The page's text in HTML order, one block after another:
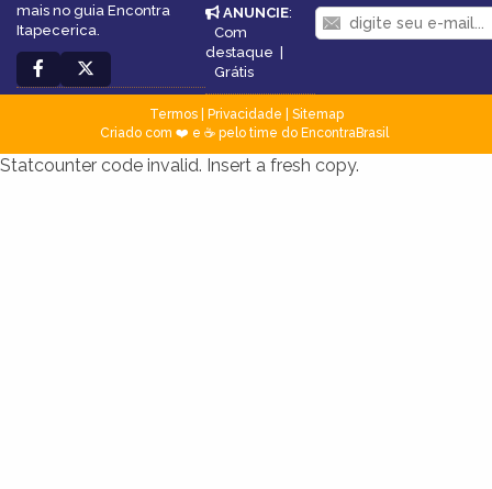
mais no guia Encontra
Itapecerica.
ANUNCIE:
Com
destaque |
Grátis
Termos| Privacidade
Sitemap
Criado com ❤️ e ☕ pelo time do EncontraBrasil
Statcounter code invalid. Insert a fresh copy.